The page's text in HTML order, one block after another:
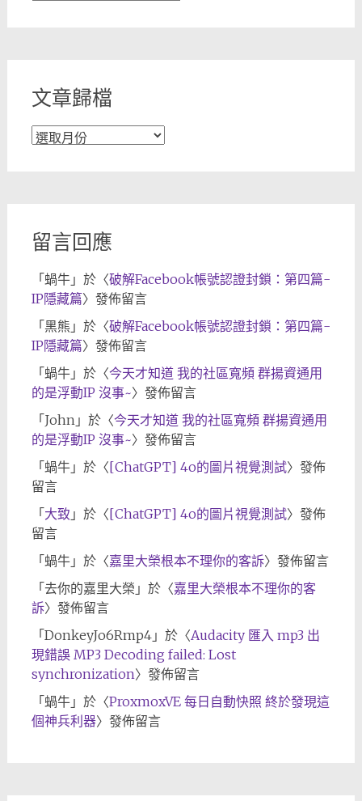
文章歸檔
文
留言回應
「蝸牛」於〈破解Facebook帳號認證封鎖：第四篇-
IP隱藏篇〉發佈留言
「黑熊 」於〈破解Facebook帳號認證封鎖：第四篇-
IP隱藏篇〉發佈留言
「蝸牛」於〈今天才知道 我的社區寬頻 群揚資通用
的是浮動IP 沒事~〉發佈留言
「John 」於〈今天才知道 我的社區寬頻 群揚資通用
的是浮動IP 沒事~〉發佈留言
「蝸牛」於〈[ChatGPT] 4o的圖片視覺測試〉發佈
留言
「大致 」於〈[ChatGPT] 4o的圖片視覺測試〉發佈
留言
「蝸牛」於〈嘉里大榮根本不理你的客訴〉發佈留言
「去你的嘉里大榮 」於〈嘉里大榮根本不理你的客
訴〉發佈留言
「DonkeyJo6Rmp4」於〈Audacity 匯入 mp3 出
現錯誤 MP3 Decoding failed: Lost
synchronization〉發佈留言
「蝸牛」於〈ProxmoxVE 每日自動快照 終於發現這
個神兵利器〉發佈留言